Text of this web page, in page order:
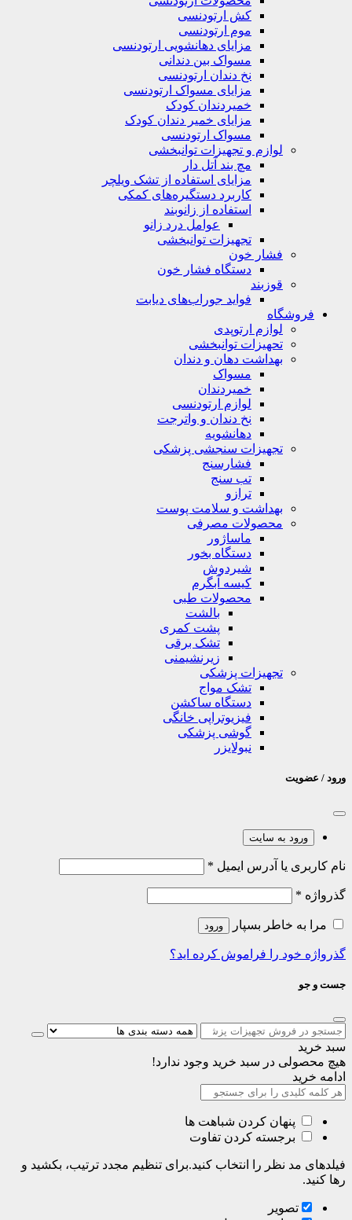
کش ارتودنسی
موم ارتودنسی
مزایای دهانشویی ارتودنسی
مسواک بین دندانی
نخ دندان ارتودنسی
مزایای مسواک ارتودنسی
خمیردندان کودک
مزایای خمیر دندان کودک
مسواک ارتودنسی
لوازم و تجهیزات توانبخشی
مچ بند آتل دار
مزایای استفاده از تشک ویلچر
کاربرد دستگیره‌های کمکی
استفاده از زانوبند
عوامل درد زانو
تجهیزات توانبخشی
فشار خون
دستگاه فشار خون
قوزبند
فواید جوراب‌های دیابت
فروشگاه
لوازم ارتوپدی
تحهیزات توانبخشی
بهداشت دهان و دندان
مسواک
خمیردندان
لوازم ارتودنسی
نخ دندان و واترجت
دهانشویه
تجهیزات سنجشی پزشکی
فشارسنج
تب سنج
ترازو
بهداشت و سلامت پوست
محصولات مصرفی
ماساژور
دستگاه بخور
شیردوش
کیسه آبگرم
محصولات طبی
بالشت
پشت کمری
تشک برقی
زیرنشیمنی
تجهیزات پزشکی
تشک مواج
دستگاه ساکشن
فیزیوتراپی خانگی
گوشی پزشکی
نبولایزر
ورود / عضویت
ورود به سایت
نام کاربری یا آدرس ایمیل *
گذرواژه *
مرا به خاطر بسپار ورود
گذرواژه خود را فراموش کرده اید؟
جست و جو
سبد خرید
هیچ محصولی در سبد خرید وجود ندارد!
ادامه خرید
پنهان کردن شباهت ها
برجسته کردن تفاوت
فیلدهای مد نظر را انتخاب کنید.برای تنظیم مجدد ترتیب، بکشید و
رها کنید.
تصویر